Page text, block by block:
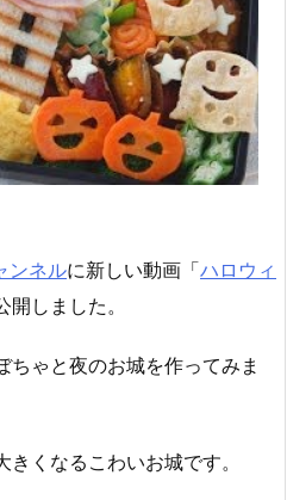
ンネルに新しい動画「ハロウィ
開しました。
ゃと夜のお城を作ってみま
くなるこわいお城です。